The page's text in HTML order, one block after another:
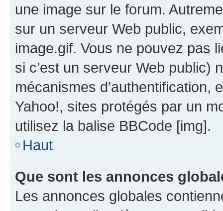
une image sur le forum.
sur un serveur Web public,
image.gif. Vous ne pouvez pas
si c’est un serveur Web public)
mécanismes d’authentification,
Yahoo!, sites protégés par un
utilisez la balise BBCode [img].
Haut
Que sont les annonces
Les annonces globales